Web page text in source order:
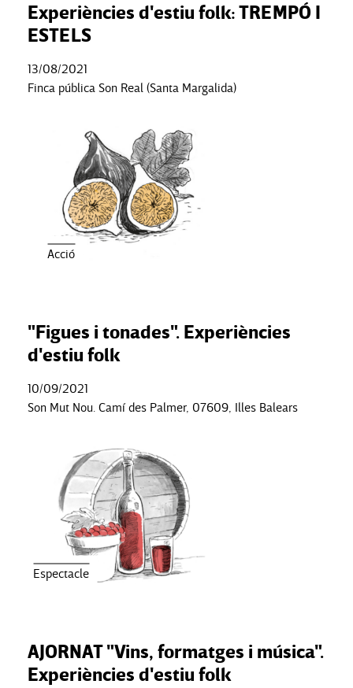
Experiències d'estiu folk: TREMPÓ I
ESTELS
13/08/2021
Finca pública Son Real (Santa Margalida)
Acció
"Figues i tonades". Experiències
d'estiu folk
10/09/2021
Son Mut Nou. Camí des Palmer, 07609, Illes Balears
Espectacle
AJORNAT "Vins, formatges i música".
Experiències d'estiu folk